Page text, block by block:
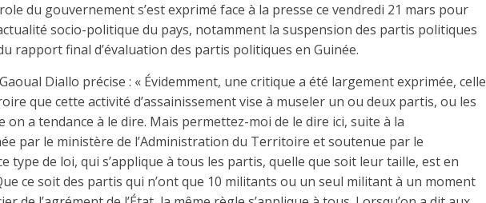
du gouvernement s’est exprimé face à la presse ce vendredi 21 mars pour
socio-politique du pays, notamment la suspension des partis politiques
rapport final d’évaluation des partis politiques en Guinée.
Diallo précise : « Évidemment, une critique a été largement exprimée, celle
que cette activité d’assainissement vise à museler un ou deux partis, ou les
on a tendance à le dire. Mais permettez-moi de le dire ici, suite à la
par le ministère de l’Administration du Territoire et soutenue par le
type de loi, qui s’applique à tous les partis, quelle que soit leur taille, est en
ce soit des partis qui n’ont que 10 militants ou un seul militant à un moment